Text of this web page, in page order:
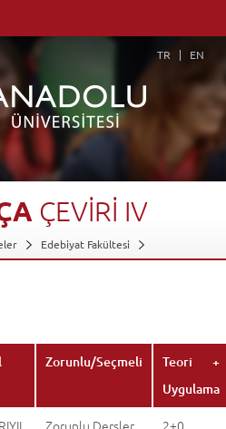
TR EN
ÇEVİRİ IV
Edebiyat Fakültesi
Zorunlu/Seçmeli
Teori +
Uygulama
Zorunlu Dersler 2+0